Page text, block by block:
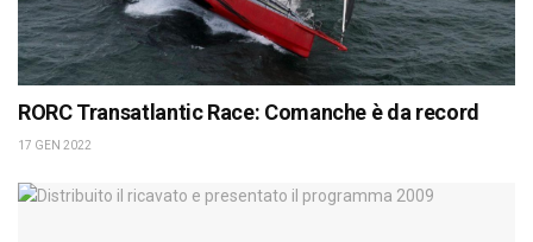
RORC Transatlantic Race: Comanche è da record
17 GEN 2022